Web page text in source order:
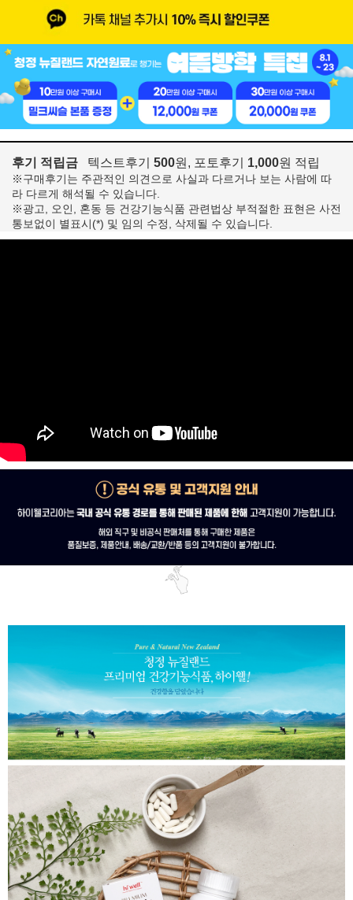
후기 적립금 텍스트후기 500원, 포토후기 1,000원 적립
※구매후기는 주관적인 의견으로 사실과 다르거나 보는 사람에 따
라 다르게 해석될 수 있습니다.
※광고, 오인, 혼동 등 건강기능식품 관련법상 부적절한 표현은 사전
통보없이 별표시(*) 및 임의 수정, 삭제될 수 있습니다.